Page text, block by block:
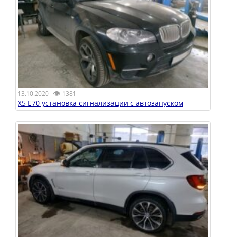
13.10.2020 👁 1381
X5 E70 установка сигнализации с автозапуском